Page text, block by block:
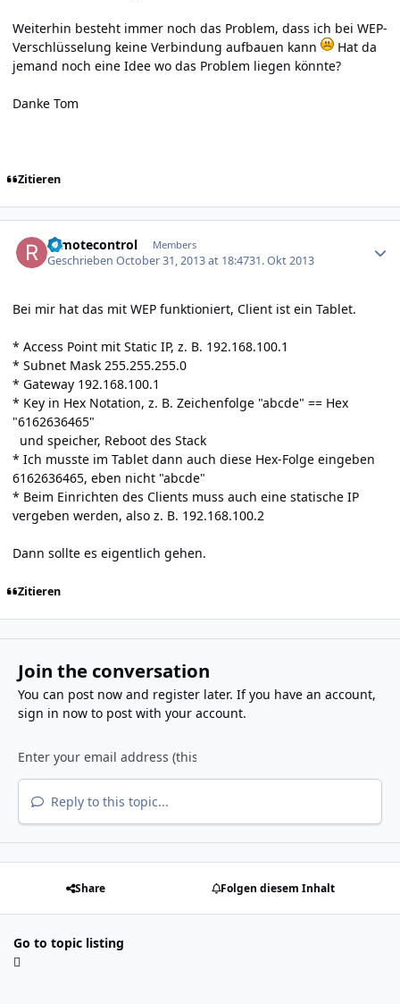
Weiterhin besteht immer noch das Problem, dass ich bei WEP-
Verschlüsselung keine Verbindung aufbauen kann
Hat da
jemand noch eine Idee wo das Problem liegen könnte?
Danke Tom
Zitieren
remotecontrol Members
GeschriebenOctober 31, 2013 at 18:4731. Okt 2013
Bei mir hat das mit WEP funktioniert, Client ist ein Tablet.
* Access Point mit Static IP, z. B. 192.168.100.1
* Subnet Mask 255.255.255.0
* Gateway 192.168.100.1
* Key in Hex Notation, z. B. Zeichenfolge "abcde" == Hex
"6162636465"
und speicher, Reboot des Stack
* Ich musste im Tablet dann auch diese Hex-Folge eingeben
6162636465, eben nicht "abcde"
* Beim Einrichten des Clients muss auch eine statische IP
vergeben werden, also z. B. 192.168.100.2
Dann sollte es eigentlich gehen.
Zitieren
Join the conversation
You can post now and register later. If you have an account,
sign in nowto post with your account.
Reply to this topic...
Share Folgen diesem Inhalt
Go to topic listing